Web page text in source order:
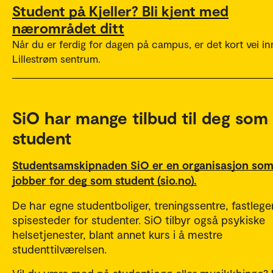
Student på Kjeller? Bli kjent med
nærområdet ditt
Når du er ferdig for dagen på campus, er det kort vei
Lillestrøm sentrum.
SiO har mange tilbud til deg som
student
Studentsamskipnaden SiO er en organisasjon som
jobber for deg som student (sio.no).
De har egne studentboliger, treningssentre,
spisesteder for studenter. SiO tilbyr også psykiske
helsetjenester, blant annet kurs i å mestre
studenttilværelsen.